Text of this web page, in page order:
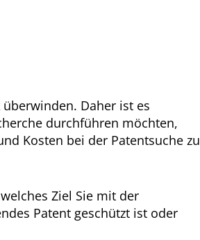
Daher ist es
durchführen möchten,
Kosten bei der Patentsuche zu
Ziel Sie mit der
Patent geschützt ist oder